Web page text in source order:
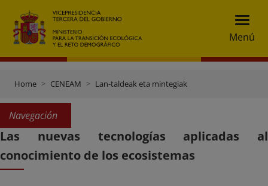
Menú
Home CENEAM Lan-taldeak eta mintegiak
Navegación
Las nuevas tecnologías aplicadas al
conocimiento de los ecosistemas